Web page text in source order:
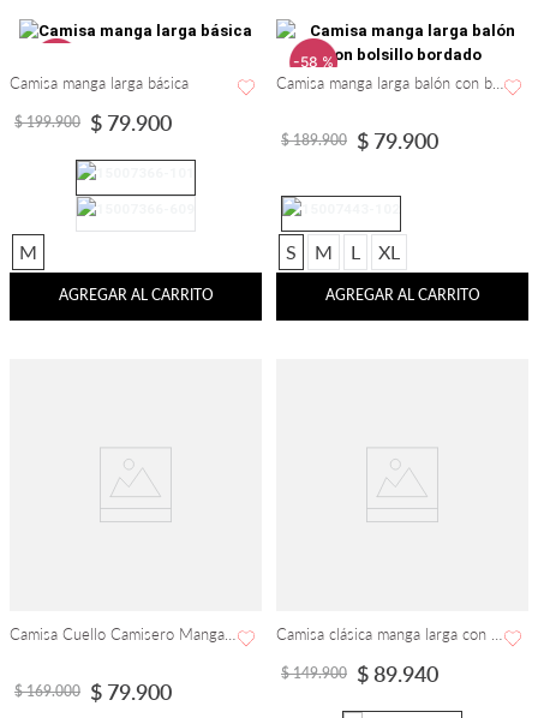
Camisa manga larga básica
$ 199.900 $ 79.900
M
AGREGAR AL CARRITO
-58 %
$ 189.900 $ 79.900
S M L XL
AGREGAR AL CARRITO
$ 169.000 $ 79.900
$ 149.900 $89.940